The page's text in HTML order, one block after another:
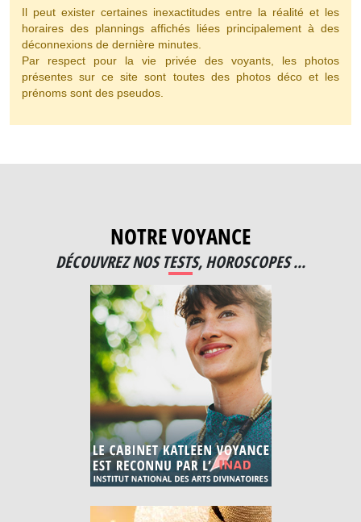
Il peut exister certaines inexactitudes entre la réalité et les
horaires des plannings affichés liées principalement à des
déconnexions de dernière minutes.
Par respect pour la vie privée des voyants, les photos
présentes sur ce site sont toutes des photos déco et les
prénoms sont des pseudos.
NOTRE VOYANCE
DÉCOUVREZ NOS TESTS, HOROSCOPES ...